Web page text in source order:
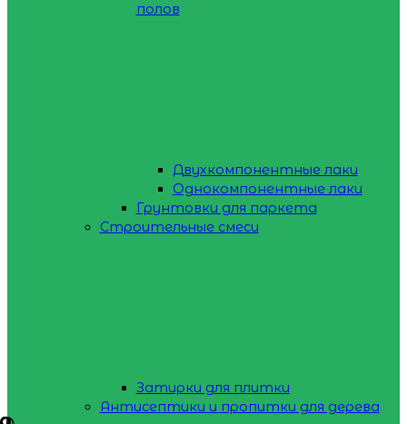
полов
Двухкомпонентные лаки
Однокомпонентные лаки
Грунтовки для паркета
Строительные смеси
Затирки для плитки
Антисептики и пропитки для дерева